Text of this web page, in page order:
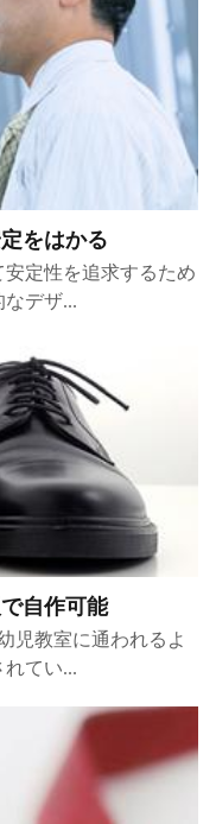
をはかる
定性を追求するため
デザ...
自作可能
児教室に通われるよ
てい...